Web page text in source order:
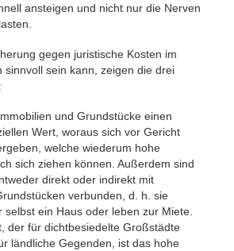
ansteigen und nicht nur die Nerven
gegen juristische Kosten im
sinnvoll sein kann, zeigen die drei
und Grundstücke einen
Wert, woraus sich vor Gericht
welche wiederum hohe
sich ziehen können. Außerdem sind
direkt oder indirekt mit
verbunden, d. h. sie
selbst ein Haus oder leben zur Miete.
der für dichtbesiedelte Großstädte
ländliche Gegenden, ist das hohe